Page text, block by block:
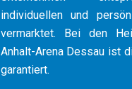
individuellen und
vermarktet. Bei den
Anhalt-Arena Dessau ist
garantiert.